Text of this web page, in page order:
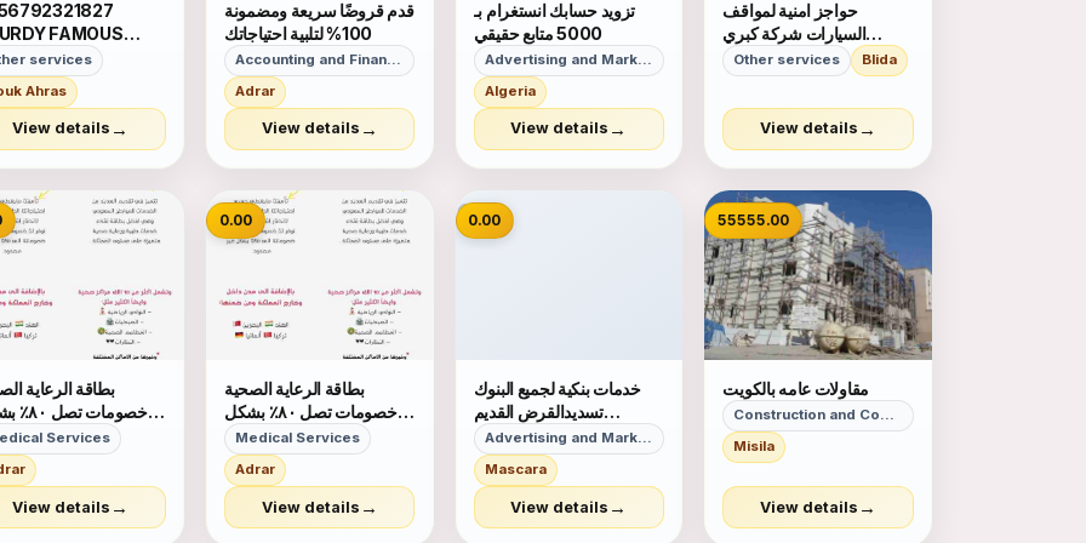
FAMOUS
VERY
MAGIC RING
MONEY LUCK
IN GERMANY
OMAN
VIETNAM
UK
services
Ahras
View details →
قدم قروضًا سريعة ومضمونة
100% لتلبية احتياجاتك
Accounting and Finance Services
Adrar
View details →
تزويد حسابك انستغرام بـ
5000 متابع حقيقي
Advertising and Marketing
Algeria
View details →
حواجز امنية لمواقف
السيارات شركة كبري
ومتخصصة في التركيب
والصيانة بالمملكة العربية
Other services Blida
View details →
بطاقة الرعاية
خصومات
غير
مركز صحي والكثير
الصيدليات
والمطاعم الصحية
زراعة الشعر
Services
View details →
0.00
بطاقة الرعاية الصحية
خصومات تصل ٨٠٪ بشكل
غير محدود تشمل ١٠ الاف
مركز صحي والكثير منها
الصيدليات اوالنوادي
والمطاعم الصحية وتجميلية كـ
زراعة الشعر والعمليات
Medical Services
Adrar
View details →
📷
0.00
خدمات بنكية لجميع البنوك
تسديدالقرض القديم
واستخراج قرض جديد تسديد
ايقاف الخدمات وسمه .بنك
الاهلي ٢٢ راتب
0557288683 ابو بشاير
Advertising and Marketing
Mascara
View details →
55555.00
مقاولات عامه بالكويت
Construction and Contracting
Misila
View details →